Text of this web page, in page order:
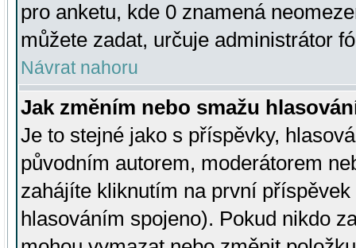
pro anketu, kde 0 znamená
můžete zadat, určuje administrátor
Návrat nahoru
Jak změním nebo smažu
Je to stejné jako s příspěvky,
původním autorem, moderátorem
zahájíte kliknutím na první
hlasováním spojeno). Pokud nikdo